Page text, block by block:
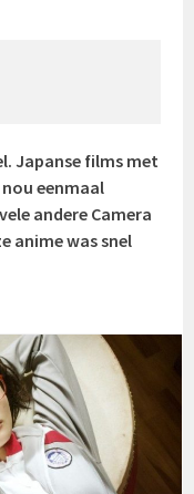
Japanse films met
eenmaal
andere Camera
anime was snel